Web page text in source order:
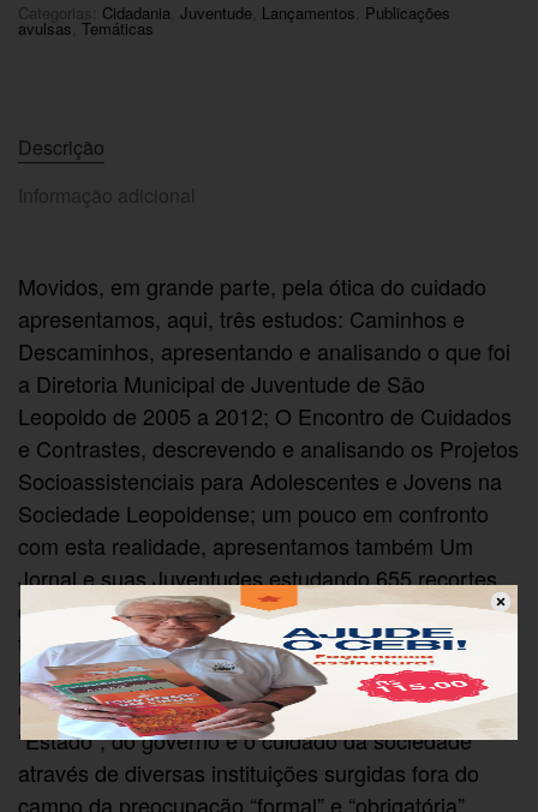
Categorias: Cidadania Juventude Lançamentos Publicações
avulsas Temáticas
Descrição
Informação adicional
Movidos, em grande parte, pela ótica do cuidado
apresentamos, aqui, três estudos: Caminhos e
Descaminhos, apresentando e analisando o que foi
a Diretoria Municipal de Juventude de São
Leopoldo de 2005 a 2012; O Encontro de Cuidados
e Contrastes, descrevendo e analisando os Projetos
Socioassistenciais para Adolescentes e Jovens na
Sociedade Leopoldense; um pouco em confronto
com esta realidade, apresentamos também Um
Jornal e suas Juventudes estudando 655 recortes
do jornal Vale dos Sinos, periódico da cidade,
tentando perceber como a juventude é retratada
neste meio de comunicação. Perceber-se-á que
estarão em jogo, especialmente, o cuidado do
“Estado”, do governo e o cuidado da sociedade
através de diversas instituições surgidas fora do
campo da preocupação “formal” e “obrigatória”